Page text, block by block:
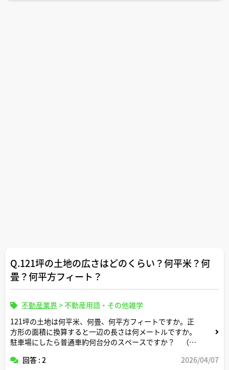
Q.121坪の土地の広さはどのくらい？何平米？何
畳？何平方フィート？
不動産業界>不動産用語・その他雑学
121坪の土地は何平米、何畳、何平方フィートですか。正
方形の面積に換算すると一辺の長さは何メートルですか。
駐車場にしたら普通車約何台分のスペースですか？ （計
回答 : 2 2026/04/07